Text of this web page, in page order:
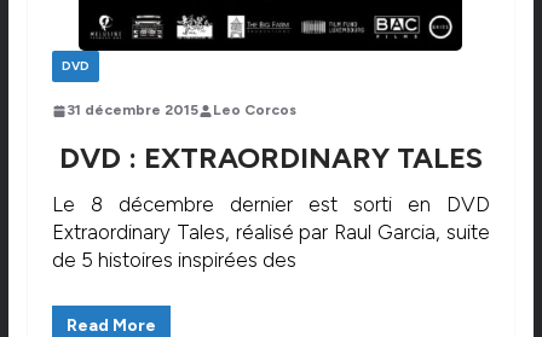
DVD
31 décembre 2015 Leo Corcos
DVD : EXTRAORDINARY TALES
Le 8 décembre dernier est sorti en DVD
Extraordinary Tales, réalisé par Raul Garcia, suite
de 5 histoires inspirées des
Read More